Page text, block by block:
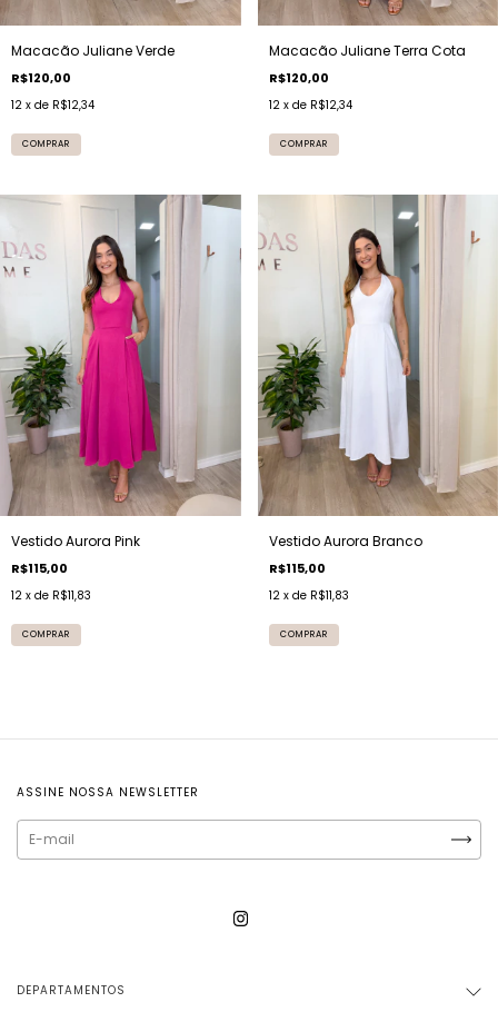
Macacão Juliane Verde
R$120,00
12 x de R$12,34
COMPRAR
Macacão Juliane Terra Cota
R$120,00
12 x de R$12,34
COMPRAR
Vestido Aurora Pink
R$115,00
12 x de R$11,83
COMPRAR
Vestido Aurora Branco
R$115,00
12 x de R$11,83
COMPRAR
ASSINE NOSSA NEWSLETTER
DEPARTAMENTOS